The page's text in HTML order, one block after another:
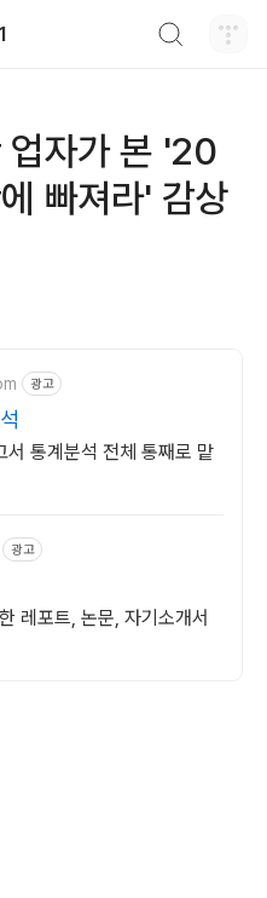
업자가 본 '20
빠져라' 감상
광고
통계분석 전체 통째로 맡
광고
레포트, 논문, 자기소개서